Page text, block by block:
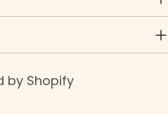
by Shopify